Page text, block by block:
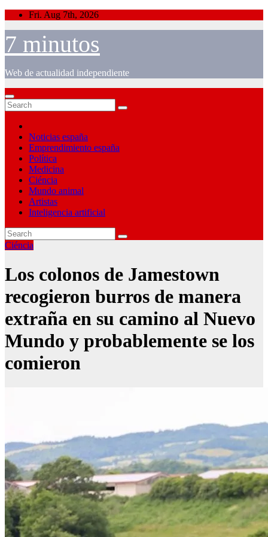
Skip
content
Fri. Aug 7th, 2026
7 minutos
Web de actualidad independiente
Noticias españa
Emprendimiento españa
Política
Medicina
Ciéncia
Mundo animal
Artistas
Inteligencia artificial
Ciéncia
Los colonos de Jamestown
recogieron burros de manera
extraña en su camino al Nuevo
Mundo y probablemente se los
comieron